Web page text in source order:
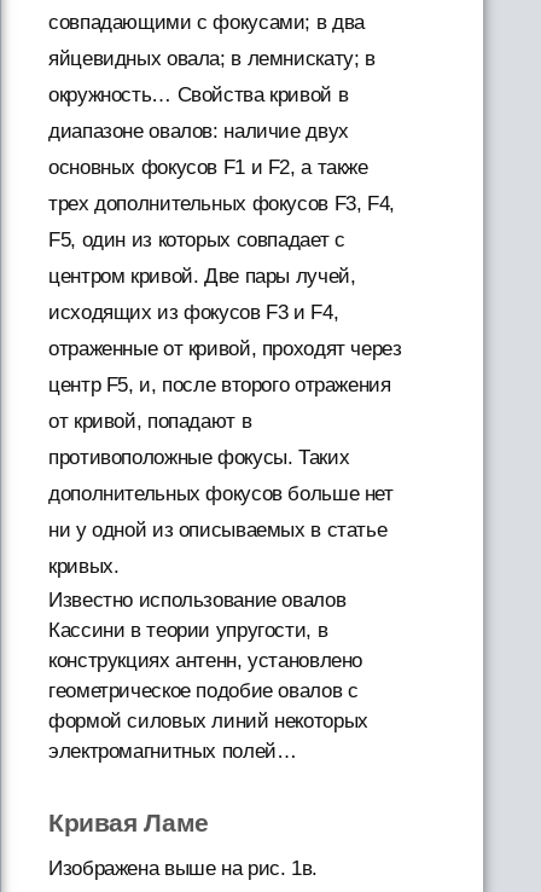
совпадающими с фокусами; в два
яйцевидных овала; в лемнискату; в
окружность… Свойства кривой в
диапазоне овалов: наличие двух
основных фокусов F1 и F2, а также
трех дополнительных фокусов F3, F4,
F5, один из которых совпадает с
центром кривой. Две пары лучей,
исходящих из фокусов F3 и F4,
отраженные от кривой, проходят через
центр F5, и, после второго отражения
от кривой, попадают в
противоположные фокусы. Таких
дополнительных фокусов больше нет
ни у одной из описываемых в статье
кривых.
Известно использование овалов
Кассини в теории упругости, в
конструкциях антенн, установлено
геометрическое подобие овалов с
формой силовых линий некоторых
электромагнитных полей…
Кривая Ламе
Изображена выше на рис. 1в.